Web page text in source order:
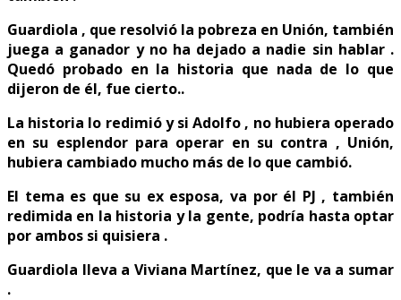
Guardiola , que resolvió la pobreza en Unión, también
juega a ganador y no ha dejado a nadie sin hablar .
Quedó probado en la historia que nada de lo que
dijeron de él, fue cierto..
La historia lo redimió y si Adolfo , no hubiera operado
en su esplendor para operar en su contra , Unión,
hubiera cambiado mucho más de lo que cambió.
El tema es que su ex esposa, va por él PJ , también
redimida en la historia y la gente, podría hasta optar
por ambos si quisiera .
Guardiola lleva a Viviana Martínez, que le va a sumar
.